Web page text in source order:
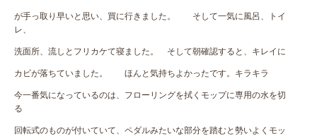
が手っ取り早いと思い、買に行きました。 そして一気に風呂、トイ
レ、
洗面所、流しとフリカケて寝ました。 そして朝確認すると、キレイに
カビが落ちていました。 ほんと気持ちよかったです。キラキラ
今一番気になっているのは、フローリングを拭くモップに専用の水を切
る
回転式のものが付いていて、ペダルみたいな部分を踏むと勢いよくモッ